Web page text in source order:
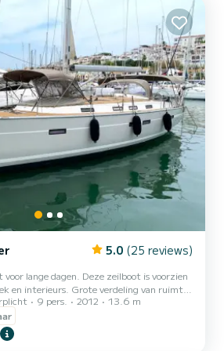
5.0 (25 reviews)
lange dagen. Deze zeilboot is voorzien
en interieurs. Grote verdeling van ruimtes
dagen met alle diensten aan boord.
9 pers. 2012
13.6 m